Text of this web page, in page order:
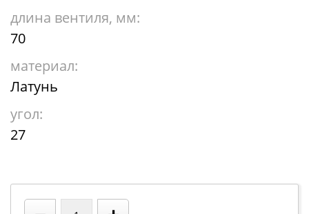
длина вентиля, мм:
70
материал:
Латунь
угол:
27